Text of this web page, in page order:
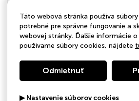
nocku“ #friendzone
tam, kde som ja jej dával všetko, si
Táto webová stránka používa
potrebné pre správne fungovanie a
webovej stránky. Ďalšie informácie
používame súbory cookies, nájdete
Odmietnuť
▶ Nastavenie súborov cookies